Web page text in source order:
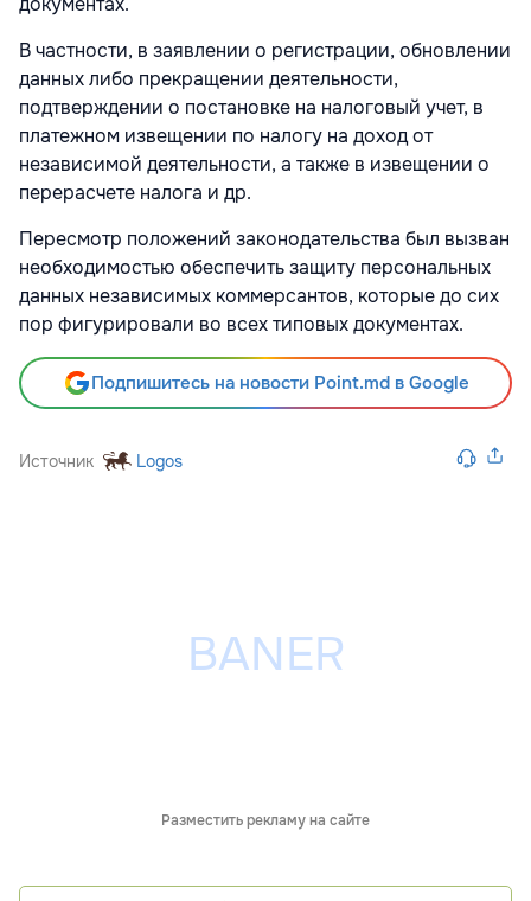
В частности, в заявлении о регистрации, обновлении
данных либо прекращении деятельности,
подтверждении о постановке на налоговый учет, в
платежном извещении по налогу на доход от
независимой деятельности, а также в извещении о
перерасчете налога и др.
Пересмотр положений законодательства был вызван
необходимостью обеспечить защиту персональных
данных независимых коммерсантов, которые до сих
пор фигурировали во всех типовых документах.
Подпишитесь на новости Point.md в Google
Источник Logos
Разместить рекламу на сайте